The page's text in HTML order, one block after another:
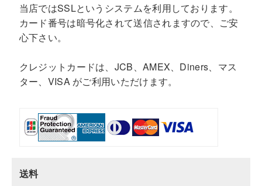
当店ではSSLというシステムを利用しております。
カード番号は暗号化されて送信されますので、ご安
心下さい。
クレジットカードは、JCB、AMEX、Diners、マス
ター、VISA がご利用いただけます。
送料